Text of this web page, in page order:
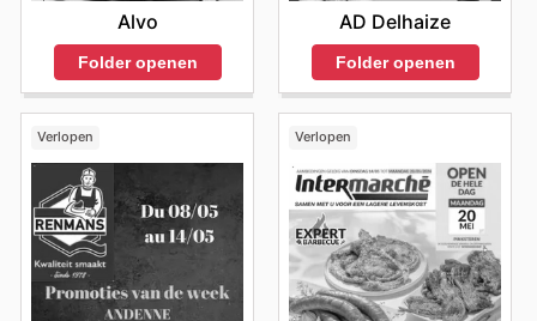
Alvo
Folder openen
AD Delhaize
Folder openen
Verlopen Verlopen